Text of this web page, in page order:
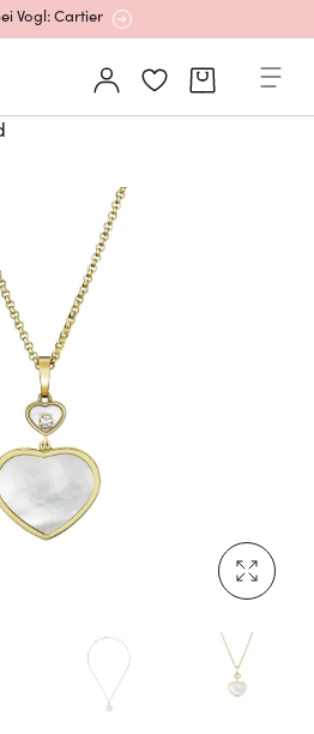
Vogl: Cartier
Uhren von Cartier
Pre-Owned entdecken
von Grand Seiko
Vogl: Cartier
Pre-Owned entdecken